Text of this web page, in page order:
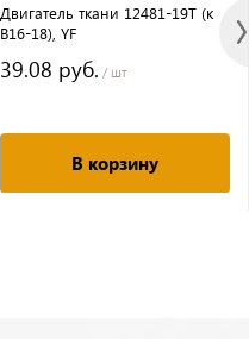
Двигатель ткани 12481-19T (к
B16-18), YF
39.08 руб. / шт
В корзину